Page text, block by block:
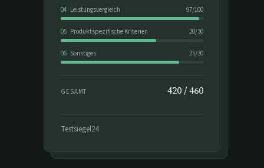
04 Leistungsvergleich 97/100
05 Produktspezifische Kriterien 20/30
06 Sonstiges 25/30
GESAMT 420/460
Testsiegel24